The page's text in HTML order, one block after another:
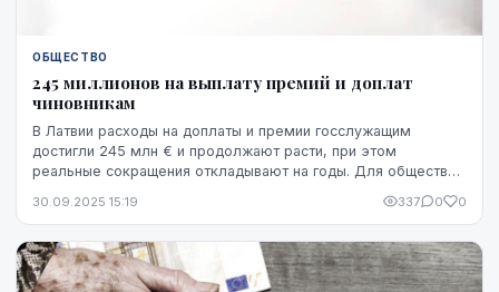
ОБЩЕСТВО
245 миллионов на выплату премий и доплат
чиновникам
В Латвии расходы на доплаты и премии госслужащим
достигли 245 млн € и продолжают расти, при этом
реальные сокращения откладывают на годы. Для общества
30.09.2025 15:19 337 0 0